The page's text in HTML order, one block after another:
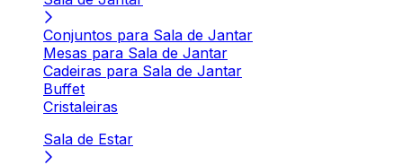
Conjuntos para Sala de Jantar
Mesas para Sala de Jantar
Cadeiras para Sala de Jantar
Buffet
Cristaleiras
Sala de Estar